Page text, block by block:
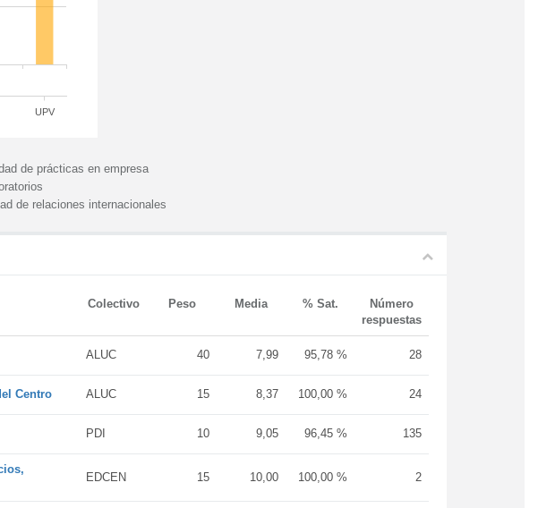
UPV
de prácticas en empresa
de relaciones internacionales
Colectivo Peso Media % Sat.
Número
respuestas
ALUC 40 7,99 95,78 % 28
Centro ALUC 15 8,37 100,00 % 24
PDI 10 9,05 96,45 % 135
EDCEN 15 10,00 100,00 % 2